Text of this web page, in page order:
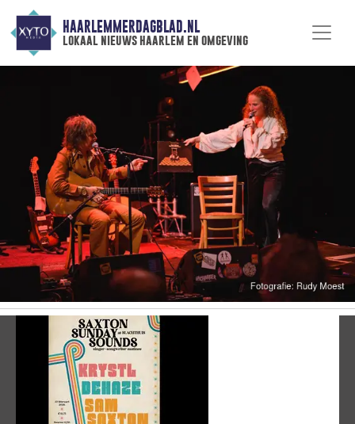
HAARLEMMERDAGBLAD.NL
lokaal nieuws haarlem en omgeving